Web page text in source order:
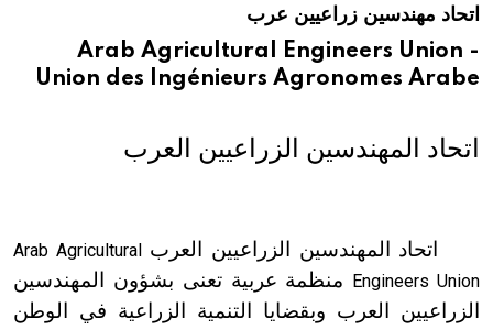
هيئة الموسوعة العربية تطلق موسوعات جديدة في عام 2026
اتحاد مهندسين زراعيين عرب
Arab Agricultural Engineers Union -
Union des Ingénieurs Agronomes Arabe
اتحاد المهندسين الزراعيين العرب
اتحاد المهندسين الزراعيين العربArab Agricultural
Engineers Union
منظمة عربية تعنى بشؤون المهندسين
الزراعيين العرب وبقضايا التنمية الزراعية في الوطن